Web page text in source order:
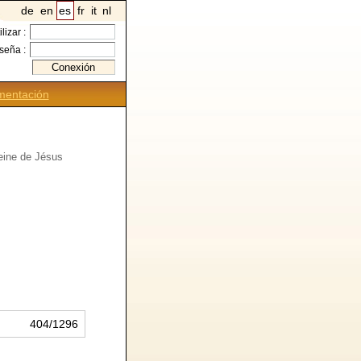
de en es fr it nl
:
:
de Jésus
404/1296